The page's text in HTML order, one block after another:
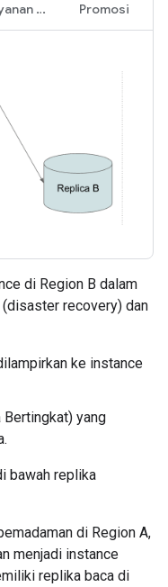
Penonaktifan, layanan nonaktif Promosi
di Region B dalam
recovery) dan
ke instance
yang
bawah replika
di Region A,
menjadi instance
replika baca di